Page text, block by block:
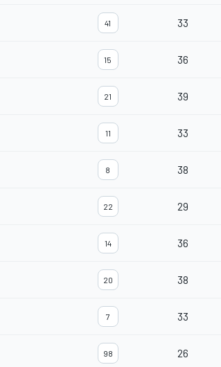
41 33
15 36
21 39
11 33
8 38
22 29
14 36
20 38
7 33
98 26